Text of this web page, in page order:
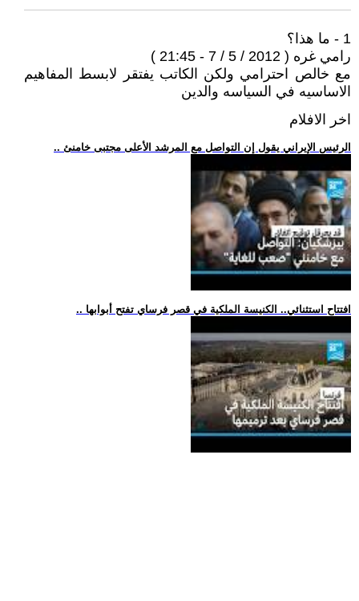
1 - ما هذا؟
رامي غره ( 2012 / 5 / 7 - 21:45 )
مع خالص احترامي ولكن الكاتب يفتقر لابسط المفاهيم
الاساسيه في السياسه والدين
اخر الافلام
.. الرئيس الإيراني يقول إن التواصل مع المرشد الأعلى مجتبى خامنئ
.. افتتاح استثنائي.. الكنيسة الملكية في قصر فرساي تفتح أبوابها